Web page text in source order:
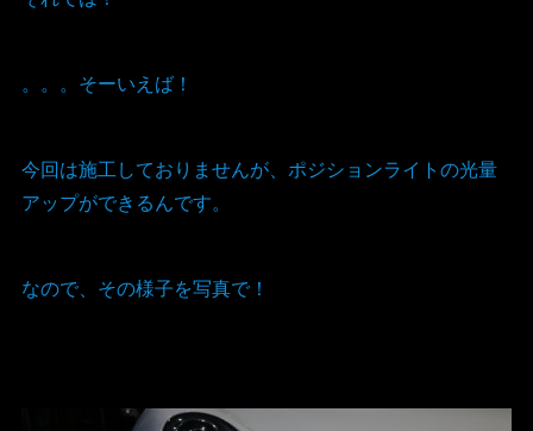
。。。そーいえば！
今回は施工しておりませんが、ポジションライトの光量
アップができるんです。
なので、その様子を写真で！